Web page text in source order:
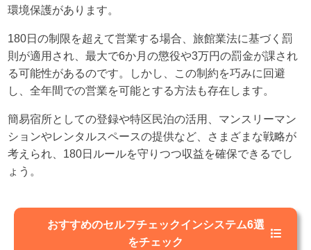
環境保護があります。
180日の制限を超えて営業する場合、旅館業法に基づく罰
則が適用され、最大で6か月の懲役や3万円の罰金が課され
る可能性があるのです。しかし、この制約を巧みに回避
し、全年間での営業を可能とする方法も存在します。
簡易宿所としての登録や特区民泊の活用、マンスリーマン
ションやレンタルスペースの提供など、さまざまな戦略が
考えられ、180日ルールを守りつつ収益を確保できるでし
ょう。
おすすめのセルフチェックインシステム6選
をチェック